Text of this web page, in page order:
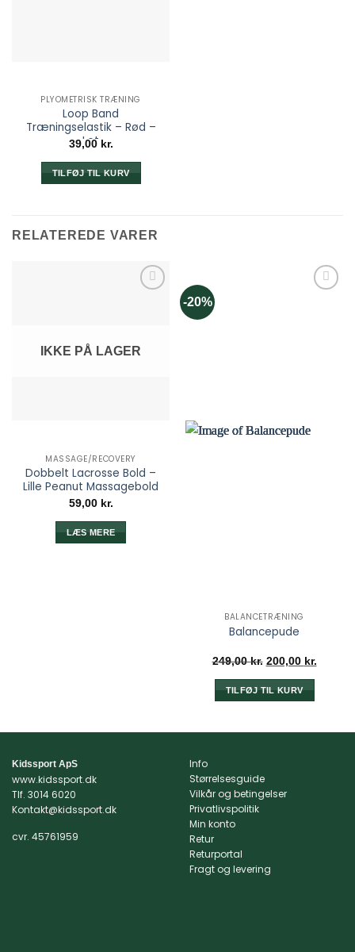
PLYOMETRISK TRÆNING
Loop Band
Træningselastik – Rød –
Let
39,00 kr.
TILFØJ TIL KURV
RELATEREDE VARER
IKKE PÅ LAGER
MASSAGE/RECOVERY
Dobbelt Lacrosse Bold –
Lille Peanut Massagebold
59,00 kr.
LÆS MERE
-20%
BALANCETRÆNING
Balancepude
249,00kr. Den
oprindelige
pris
var:
249,00 kr..
200,00 kr.Den
TILFØJ TIL KURV
Kidssport ApS
www.kidssport.dk
Tlf. 3014 6020
Kontakt@kidssport.dk
cvr. 45761959
Info
Størrelsesguide
Vilkår og betingelser
Privatlivspolitik
Min konto
Retur
Returportal
Fragt og levering